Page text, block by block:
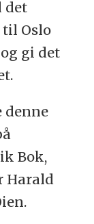
det
Oslo
gi det
denne
Bok,
Harald